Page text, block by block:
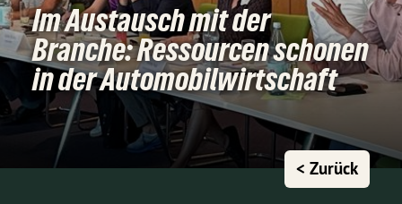
Im Austausch mit der
Branche: Ressourcen schonen
in der Automobilwirtschaft
< Zurück